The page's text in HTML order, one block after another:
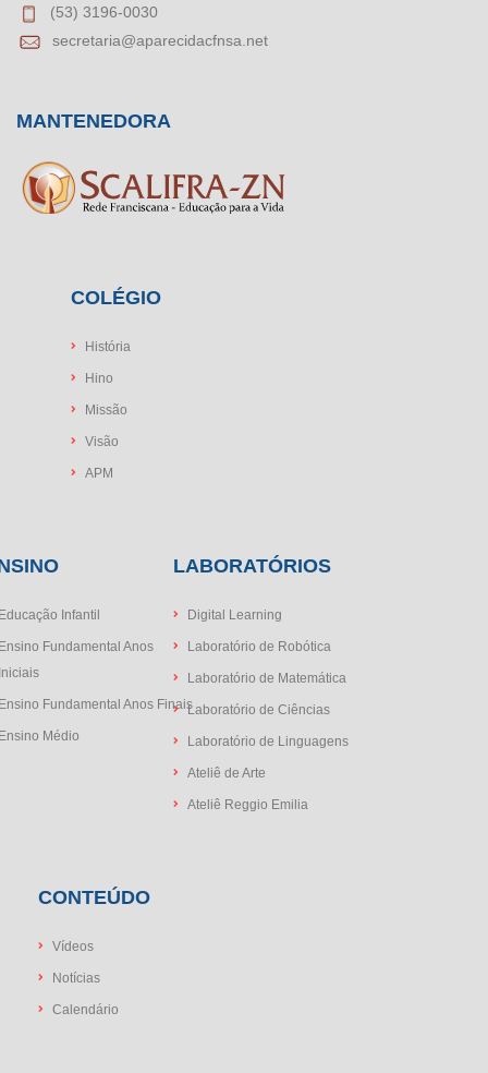
(53) 3196-0030
secretaria@aparecidacfnsa.net
MANTENEDORA
COLÉGIO
História
Hino
Missão
Visão
APM
Infantil
Fundamental Anos
Fundamental Anos Finais
Médio
LABORATÓRIOS
Digital Learning
Laboratório de Robótica
Laboratório de Matemática
Laboratório de Ciências
Laboratório de Linguagens
Ateliê de Arte
Ateliê Reggio Emilia
CONTEÚDO
Vídeos
Notícias
Calendário